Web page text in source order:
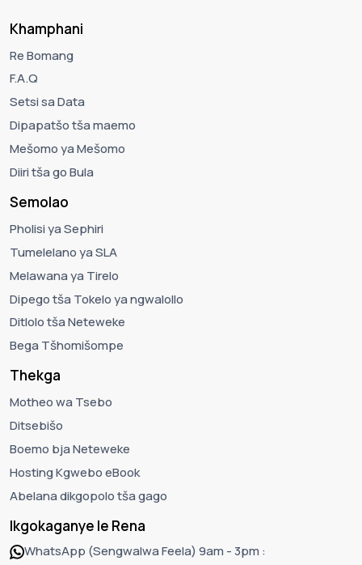
Khamphani
Re Bomang
F.A.Q
Setsi sa Data
Dipapatšo tša maemo
Mešomo ya Mešomo
Diiri tša go Bula
Semolao
Pholisi ya Sephiri
Tumelelano ya SLA
Melawana ya Tirelo
Dipego tša Tokelo ya ngwalollo
Ditlolo tša Neteweke
Bega Tšhomišompe
Thekga
Motheo wa Tsebo
Ditsebišo
Boemo bja Neteweke
Hosting Kgwebo eBook
Abelana dikgopolo tša gago
Ikgokaganye le Rena
WhatsApp (Sengwalwa Feela) 9am - 3pm :